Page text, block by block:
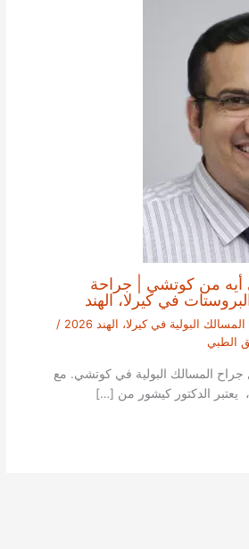
أيه من كوتشي | جراحة
في كيرلا، الهند
البولية في كيرلا، الهند 2026
/
الطبي
المسالك البولية في كوتشي. مع